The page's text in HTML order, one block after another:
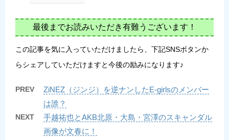
最後までお読みいただき有難うございます！
この記事を気に入っていただけましたら、下記SNSボタンか
らシェアしていただけますと今後の励みになります♪
PREV
ZiNEZ（ジンジ）を逆ナンしたE-girlsのメンバー
は誰？
NEXT
手越祐也とAKB北原・大島・宮澤のスキャンダル
画像が文春に！